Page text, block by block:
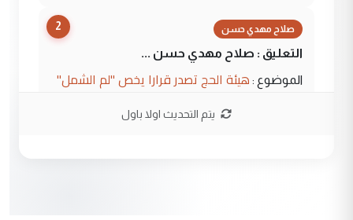
2 صلاح مهدي حسن
التعليق : صلاح مهدي حسن ...
الموضوع : هيئة الحج تصدر قرارا يخص "لم الشمل"
يتم التحديث اولا باول